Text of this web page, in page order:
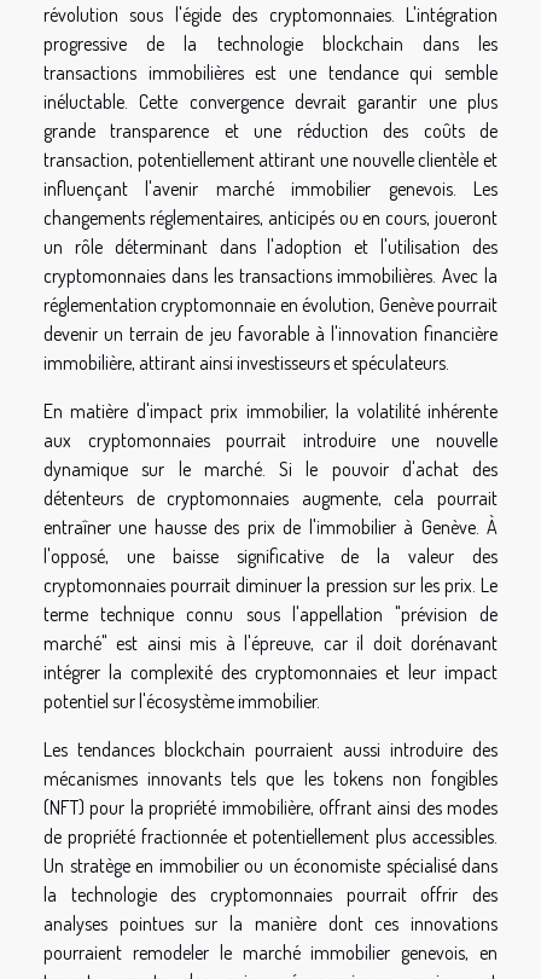
révolution sous l'égide des cryptomonnaies. L'intégration
progressive de la technologie blockchain dans les
transactions immobilières est une tendance qui semble
inéluctable. Cette convergence devrait garantir une plus
grande transparence et une réduction des coûts de
transaction, potentiellement attirant une nouvelle clientèle et
influençant l'avenir marché immobilier genevois. Les
changements réglementaires, anticipés ou en cours, joueront
un rôle déterminant dans l'adoption et l'utilisation des
cryptomonnaies dans les transactions immobilières. Avec la
réglementation cryptomonnaie en évolution, Genève pourrait
devenir un terrain de jeu favorable à l'innovation financière
immobilière, attirant ainsi investisseurs et spéculateurs.
En matière d'impact prix immobilier, la volatilité inhérente
aux cryptomonnaies pourrait introduire une nouvelle
dynamique sur le marché. Si le pouvoir d'achat des
détenteurs de cryptomonnaies augmente, cela pourrait
entraîner une hausse des prix de l'immobilier à Genève. À
l'opposé, une baisse significative de la valeur des
cryptomonnaies pourrait diminuer la pression sur les prix. Le
terme technique connu sous l'appellation "prévision de
marché" est ainsi mis à l'épreuve, car il doit dorénavant
intégrer la complexité des cryptomonnaies et leur impact
potentiel sur l'écosystème immobilier.
Les tendances blockchain pourraient aussi introduire des
mécanismes innovants tels que les tokens non fongibles
(NFT) pour la propriété immobilière, offrant ainsi des modes
de propriété fractionnée et potentiellement plus accessibles.
Un stratège en immobilier ou un économiste spécialisé dans
la technologie des cryptomonnaies pourrait offrir des
analyses pointues sur la manière dont ces innovations
pourraient remodeler le marché immobilier genevois, en